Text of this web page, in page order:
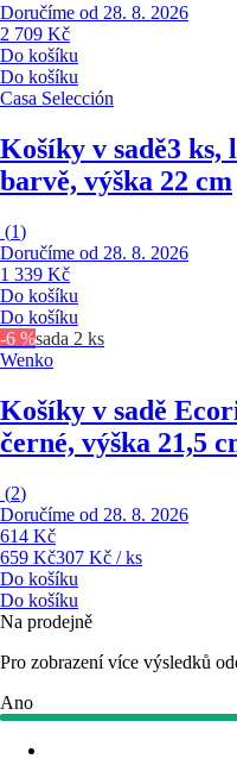
Doručíme od 28. 8. 2026
2 709 Kč
Do košíku
Do košíku
Casa Selección
Košíky v sadě3 ks,
barvě, výška 22 cm
(1)
Doručíme od 28. 8. 2026
1 339 Kč
Do košíku
Do košíku
-6 %sada 2 ks
Wenko
Košíky v sadě
černé, výška 21,5
(2)
Doručíme od 28. 8. 2026
614 Kč
659 Kč307 Kč / ks
Do košíku
Do košíku
Na prodejně
Pro zobrazení více výsledků
Ano